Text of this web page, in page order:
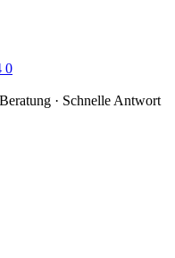
0
· Schnelle Antwort